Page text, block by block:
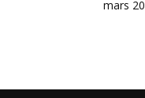
mars